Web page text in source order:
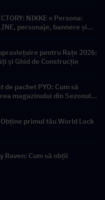
NIKKE × Persona:
personaje, bannere și
pentru Rațe 2026:
și Ghid de Construcție
pachet PYO: Cum să
magazinului din Sezonul
primul tău World Lock
Raven: Cum să obții